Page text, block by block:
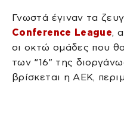
Γνωστά έγιναν τα
Conference League,
οι οκτώ ομάδες που
των “16” της
βρίσκεται η ΑΕΚ,